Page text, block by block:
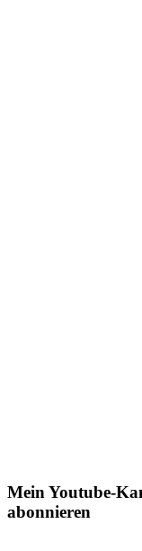
Mein Youtube-
abonnieren